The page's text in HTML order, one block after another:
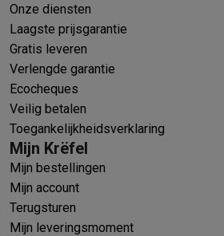
Onze diensten
Laagste prijsgarantie
Gratis leveren
Verlengde garantie
Ecocheques
Veilig betalen
Toegankelijkheidsverklaring
Mijn Krëfel
Mijn bestellingen
Mijn account
Terugsturen
Mijn leveringsmoment